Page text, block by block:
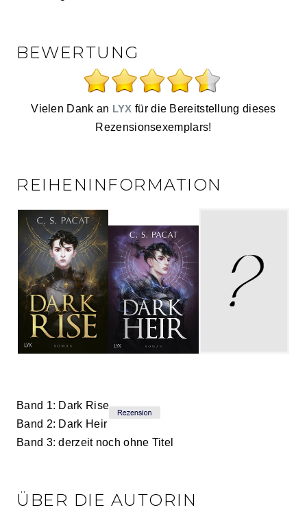
BEWERTUNG
Vielen Dank an LYX für die Bereitstellung dieses
Rezensionsexemplars!
REIHENINFORMATION
Band 1: Dark Rise
Band 2: Dark Heir
Band 3: derzeit noch ohne Titel
ÜBER DIE AUTORIN